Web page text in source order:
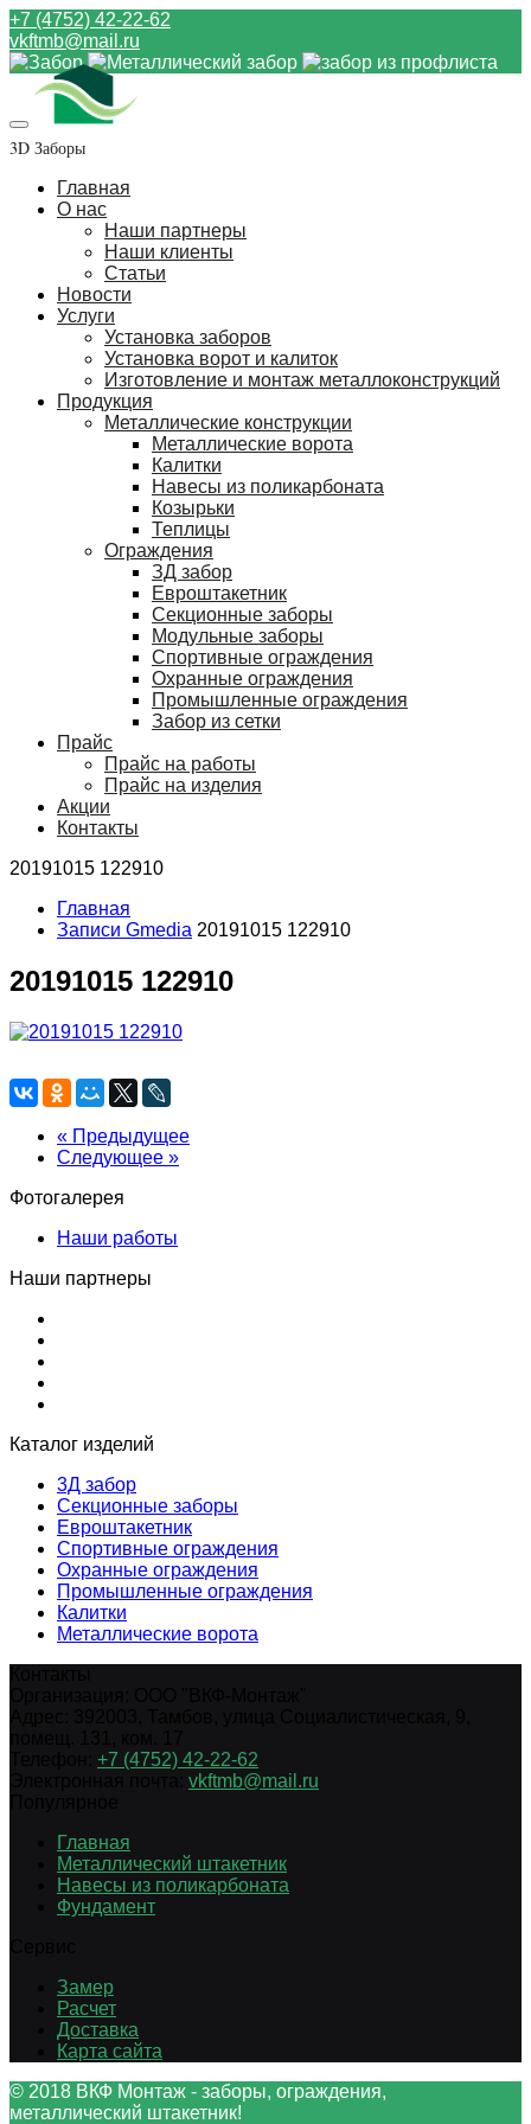
+7 (4752) 42-22-62
vkftmb@mail.ru
3D Заборы
Главная
О нас
Наши партнеры
Наши клиенты
Статьи
Новости
Услуги
Установка заборов
Установка ворот и калиток
Изготовление и монтаж металлоконструкций
Продукция
Металлические конструкции
Металлические ворота
Калитки
Навесы из поликарбоната
Козырьки
Теплицы
Ограждения
ЗД забор
Евроштакетник
Секционные заборы
Модульные заборы
Спортивные ограждения
Охранные ограждения
Промышленные ограждения
Забор из сетки
Прайс
Прайс на работы
Прайс на изделия
Акции
Контакты
20191015 122910
Главная
Записи Gmedia 20191015 122910
20191015 122910
« Предыдущее
Следующее »
Фотогалерея
Наши работы
Наши партнеры
Каталог изделий
3Д забор
Секционные заборы
Евроштакетник
Спортивные ограждения
Охранные ограждения
Промышленные ограждения
Калитки
Металлические ворота
+7 (4752) 42-22-62
vkftmb@mail.ru
Главная
Металлический штакетник
Навесы из поликарбоната
Фундамент
Замер
Расчет
Доставка
Карта сайта
© 2018 ВКФ Монтаж - заборы, ограждения,
металлический штакетник!